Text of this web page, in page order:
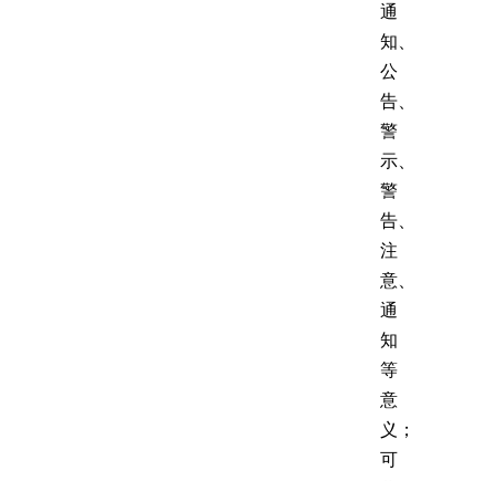
通
知、
公
告、
警
示、
警
告、
注
意、
通
知
等
意
义；
可